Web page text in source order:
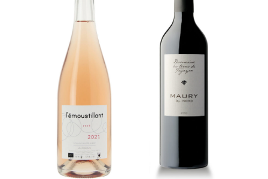
LA CAVE
APERÇU DE NOTRE
LA TOURNÉE DU
LA TABLE
LA CARTE DU
JOUR